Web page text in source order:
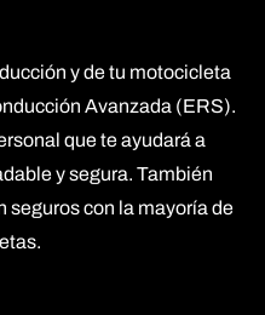
y de tu motocicleta
Avanzada (ERS).
que te ayudará a
y segura. También
seguros con la mayoría de